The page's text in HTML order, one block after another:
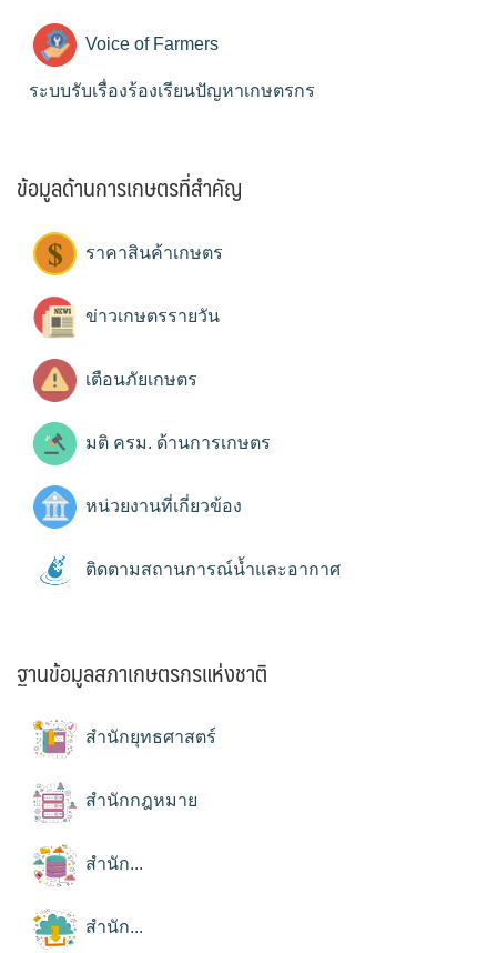
Voice of Farmers
ระบบรับเรื่องร้องเรียนปัญหาเกษตรกร
ข้อมูลด้านการเกษตรที่สำคัญ
ราคาสินค้าเกษตร
ข่าวเกษตรรายวัน
เตือนภัยเกษตร
มติ ครม. ด้านการเกษตร
หน่วยงานที่เกี่ยวข้อง
ติดตามสถานการณ์น้ำและอากาศ
ฐานข้อมูลสภาเกษตรกรแห่งชาติ
สำนักยุทธศาสตร์
สำนักกฎหมาย
สำนัก...
สำนัก...